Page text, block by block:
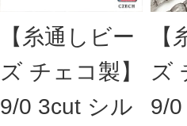
【糸通しビー
ズ チェコ製】
9/0 3cut シル
ズ
9/